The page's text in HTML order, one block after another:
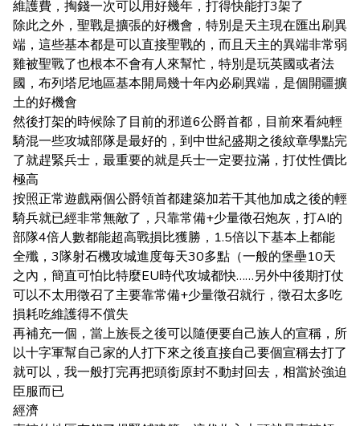
維護費，掏錢一次可以用好幾年，打得快能打3架了
除此之外，聖戰是擴張的好機會，特別是天主現在匯出刷異
端，這些基本都是可以直接聖戰的，而且天主的異端非常弱
雞被聖戰了也根本不會有人來幫忙，特別是玩英國或者法
國，布列塔尼地區基本開局幾十年內必刷異端，是個開疆擴
土的好機會
然後打架的時候除了目前的邪道6公爵首都，目前來看純輕
騎混一些攻城部隊是最好的，到中世紀盛期之後紋章學點完
了就趕緊兵士，最重要的就是兵士一定要拉滿，打仗性價比
極高
按照正常遊戲兩個公爵領首都建築加若干其他加成之後的輕
騎兵就已經非常無敵了，只靠常備+少量徵召炮灰，打AI的
部隊4倍人數都能超高戰損比獲勝，1.5倍以下基本上都能
全殲，3隊射石機攻城進度每天30多點（一般的堡壘10天
之內，簡直可怕比特麼EU時代攻城都快……另外中後期打仗
可以不太用徵召了主要靠常備+少量徵召就行，徵召太多吃
損耗吃維護得不償失
再補充一個，當上族長之後可以隨便要自己族人的宣稱，所
以十字軍幫自己家的人打下來之後直接自己要個宣稱去打了
就可以，我一般打完再把頭銜原封不動封回去，相當於強迫
臣服而已
經濟